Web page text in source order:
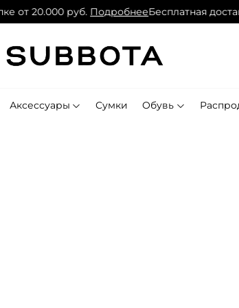
20.000 руб.ПодробнееБесплатная
Аксессуары Сумки Обувь